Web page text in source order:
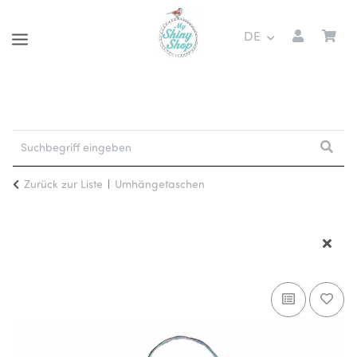
DE
Zurück zur Liste Umhängetaschen